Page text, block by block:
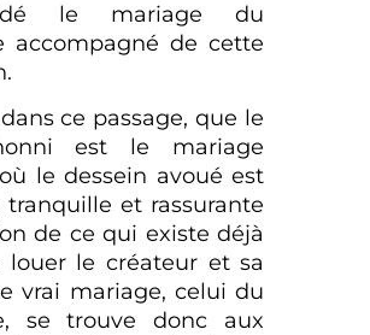
le mariage du
accompagné de cette
ce passage, que le
est le mariage
le dessein avoué est
et rassurante
de ce qui existe déjà
le créateur et sa
vrai mariage, celui du
se trouve donc aux